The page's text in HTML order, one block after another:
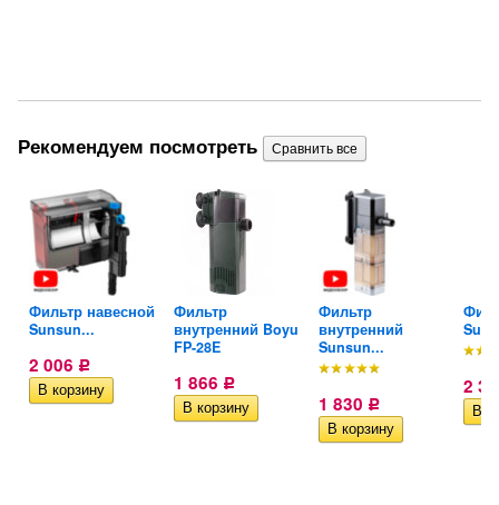
Рекомендуем посмотреть
Фильтр навесной
Sunsun...
2 006 Р
Фильтр
внутренний Boyu
FP-28E
1 866 Р
Фильтр
внутренний
Sunsun...
1 830 Р
2